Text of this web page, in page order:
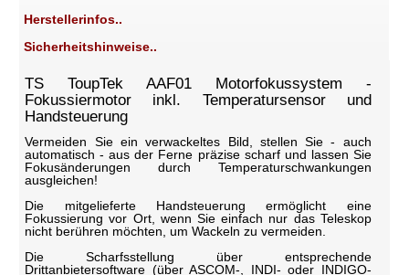
Herstellerinfos..
Sicherheitshinweise..
TS ToupTek AAF01 Motorfokussystem -
Fokussiermotor inkl. Temperatursensor und
Handsteuerung
Vermeiden Sie ein verwackeltes Bild, stellen Sie - auch
automatisch - aus der Ferne präzise scharf und lassen Sie
Fokusänderungen durch Temperaturschwankungen
ausgleichen!
Die mitgelieferte Handsteuerung ermöglicht eine
Fokussierung vor Ort, wenn Sie einfach nur das Teleskop
nicht berühren möchten, um Wackeln zu vermeiden.
Die Scharfsstellung über entsprechende
Drittanbietersoftware (über ASCOM-, INDI- oder INDIGO-